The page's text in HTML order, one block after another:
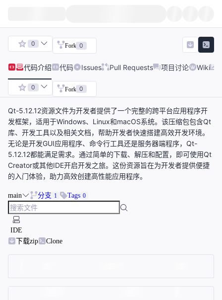
0 Fork 0
代码介绍 代码 Issues Pull Requests 项目讨论 Wiki
0 Fork 0
Qt-5.12.12资源文件为开发者提供了一个完整的跨平台应用程序开
发框架，适用于Windows、Linux和macOS系统。该压缩包包含Qt
库、开发工具以及相关文档，帮助开发者快速搭建高效开发环境。
无论是开发GUI应用程序、命令行工具还是服务器端程序，Qt-
5.12.12都能满足需求。通过简单的下载、解压和配置，即可使用Qt
Creator或其他IDE开启开发之旅。这份资源旨在为开发者提供便捷
的入门体验，助力高效创建高性能应用程序。
main 分支 1 Tags 0
IDE
下载zip
Clone